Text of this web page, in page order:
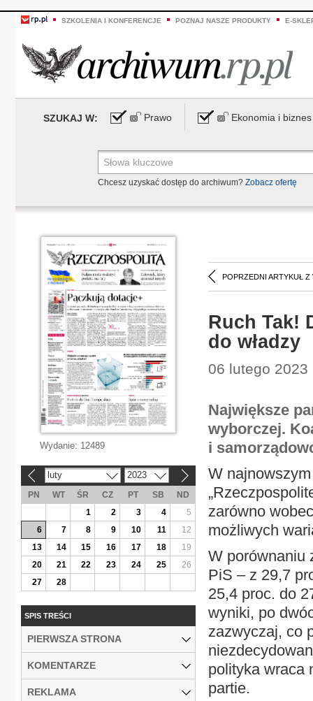
SZKOLENIA I KONFERENCJE POZNAJ NASZE PRODUKTY E-
SZUKAJ W: Prawo Ekonomia i biznes
Chcesz uzyskać dostęp do archiwum? Zobacz ofertę
POPRZEDNI ARTYKUŁ Z
Ruch Tak!
do władzy
06 lutego 2023
Największe
wyborczej.
i
W
zarówno
możliwych
W porównaniu
PiS – z 29,7
25,4 proc. do
wyniki, po
zazwyczaj, co
polityka wraca
partie.
Wydanie: 12489
luty 2023
PN WT ŚR CZ PT SB
ND
1
2 3 4
5
6
7 8 9 10 11
12
13
14 15 16 17 18
19
20
21 22 23 24 25
26
27
28
SPIS TREŚCI
PIERWSZA STRONA
KOMENTARZE
REKLAMA